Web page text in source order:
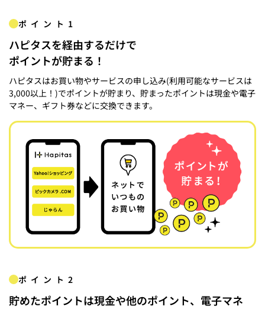
ポイント1
ハピタスを経由するだけで
ポイントが貯まる！
ハピタスはお買い物やサービスの申し込み(利用可能なサービスは
3,000以上！)でポイントが貯まり、貯まったポイントは現金や電子
マネー、ギフト券などに交換できます。
ポイント2
貯めたポイントは現金や他のポイント、電子マネ